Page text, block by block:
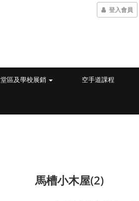
登入會員
堂區及學校展銷 空手道課程
馬槽小木屋(2)